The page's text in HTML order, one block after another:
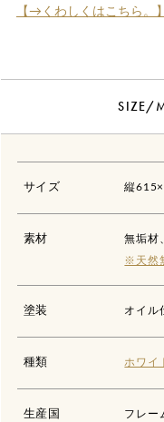
【→くわしくはこちら。】
SIZE/
サイズ 縦
素材
無垢材
※天然
塗装 オイル
種類 ホワイ
生産国 フレー